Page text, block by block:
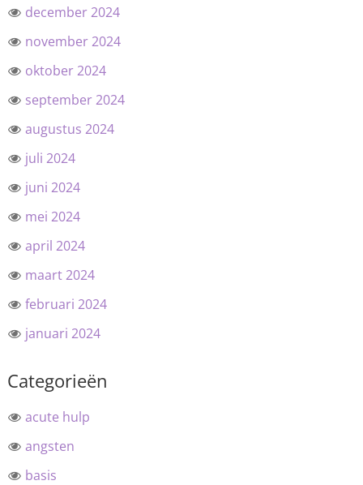
december 2024
november 2024
oktober 2024
september 2024
augustus 2024
juli 2024
juni 2024
mei 2024
april 2024
maart 2024
februari 2024
januari 2024
Categorieën
acute hulp
angsten
basis